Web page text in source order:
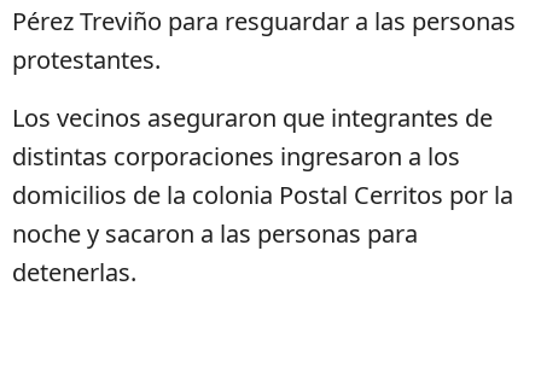
Pérez Treviño para resguardar a las personas
protestantes.
Los vecinos aseguraron que integrantes de
distintas corporaciones ingresaron a los
domicilios de la colonia Postal Cerritos por la
noche y sacaron a las personas para
detenerlas.